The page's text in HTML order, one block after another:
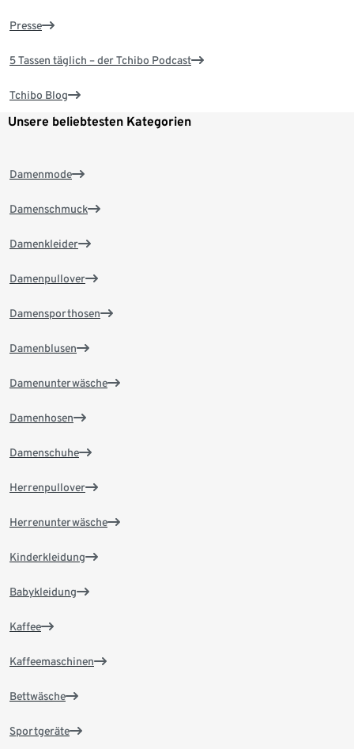
Presse
5 Tassen täglich – der Tchibo Podcast
Tchibo Blog
Unsere beliebtesten Kategorien
Damenmode
Damenschmuck
Damenkleider
Damenpullover
Damensporthosen
Damenblusen
Damenunterwäsche
Damenhosen
Damenschuhe
Herrenpullover
Herrenunterwäsche
Kinderkleidung
Babykleidung
Kaffee
Kaffeemaschinen
Bettwäsche
Sportgeräte